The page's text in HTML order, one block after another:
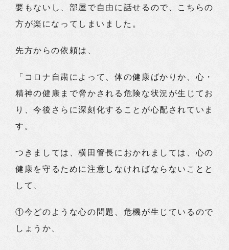
要もないし、部屋で自由に話せるので、こちらの
方が楽になってしまいました。
先方からの依頼は、
「コロナ自粛によって、体の健康ばかりか、心・
精神の健康まで脅かされる危険な状況が生じてお
り、今後さらに深刻化することが心配されていま
す。
つきましては、横田管長におかれましては、心の
健康を守るために注意しなければならないことと
して、
①今どのような心の問題、危機が生じているので
しょうか、